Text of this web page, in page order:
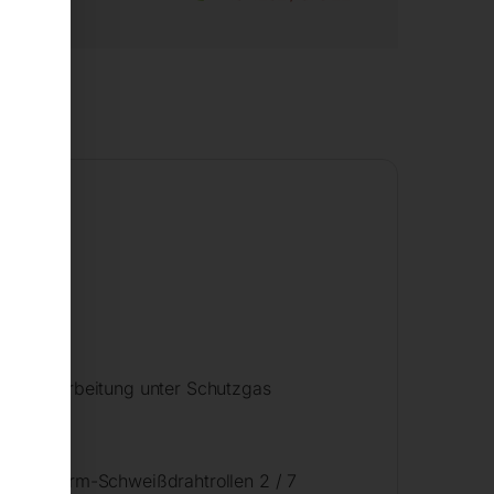
Verarbeitung unter Schutzgas
Norm-Schweißdrahtrollen 2 / 7